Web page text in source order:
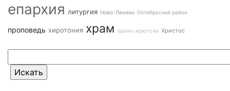
епархия литургия Ново-Ленино Октябрьский район
проповедь хиротония храм храмы иркутска Христос